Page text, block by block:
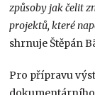
způsoby jak čelit
projektů, které
shrnuje Štěpán
Pro přípravu